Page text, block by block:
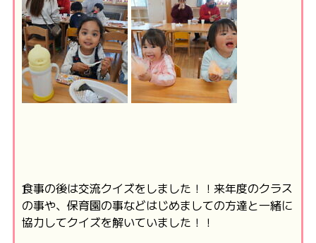
食事の後は交流クイズをしました！！来年度のクラス
の事や、保育園の事などはじめましての方達と一緒に
協力してクイズを解いていました！！